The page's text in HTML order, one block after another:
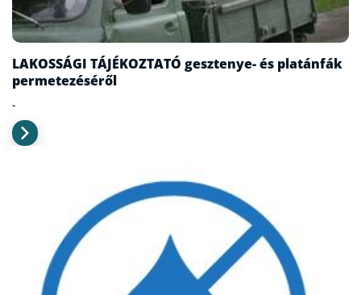
LAKOSSÁGI TÁJÉKOZTATÓ gesztenye- és platánfák
permetezéséről
-